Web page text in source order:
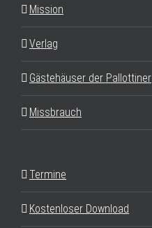
Mission
Verlag
Gästehäuser der Pallottiner
Missbrauch
Termine
Kostenloser Download